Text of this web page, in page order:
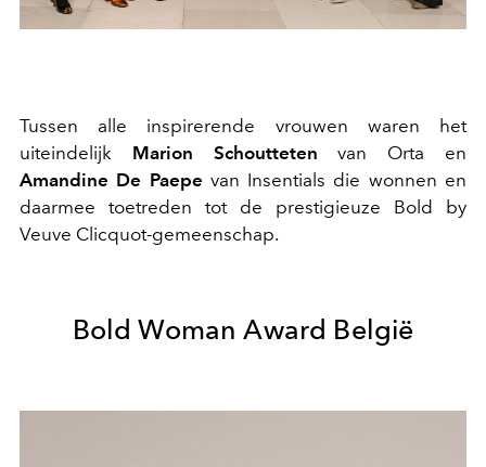
Tussen alle inspirerende vrouwen waren het
uiteindelijk Marion Schoutteten van Orta en
Amandine De Paepe van Insentials die wonnen en
daarmee toetreden tot de prestigieuze Bold by
Veuve Clicquot-gemeenschap.
Bold Woman Award België